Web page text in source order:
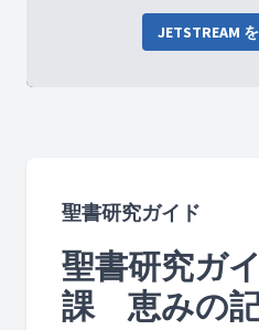
JETSTREAM
聖書研究ガイド
聖書研究ガ
課 恵みの